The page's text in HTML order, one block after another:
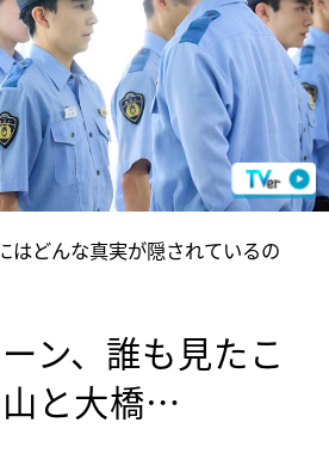
はどんな真実が隠されているの
ン、誰も見たこ
と大橋…